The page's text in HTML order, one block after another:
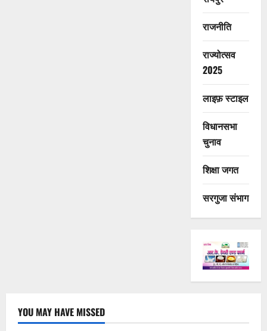
राजनीति
राज्योत्सव
2025
लाइफ़ स्टाइल
विधानसभा
चुनाव
शिक्षा जगत
सरगुजा संभाग
YOU MAY HAVE MISSED